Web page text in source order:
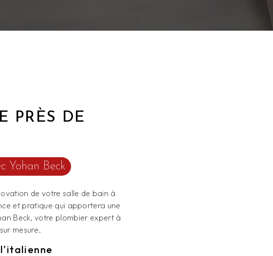
PRÈS DE
Yohan Beck
de votre salle de bain à
et pratique qui apportera une
Beck, votre plombier expert à
mesure.